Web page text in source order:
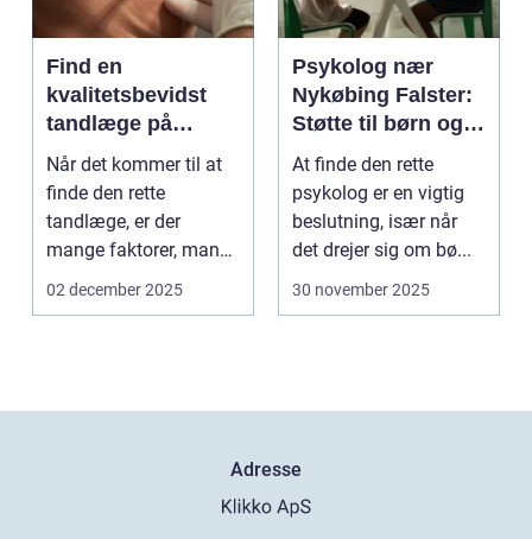
Find en
kvalitetsbevidst
tandlæge på
Vesterbro
Når det kommer til at
finde den rette
tandlæge, er der
mange faktorer, man
bør ov...
02 december 2025
Psykolog nær
Nykøbing Falster:
Støtte til børn og
unge
At finde den rette
psykolog er en vigtig
beslutning, især når
det drejer sig om bø...
30 november 2025
Adresse